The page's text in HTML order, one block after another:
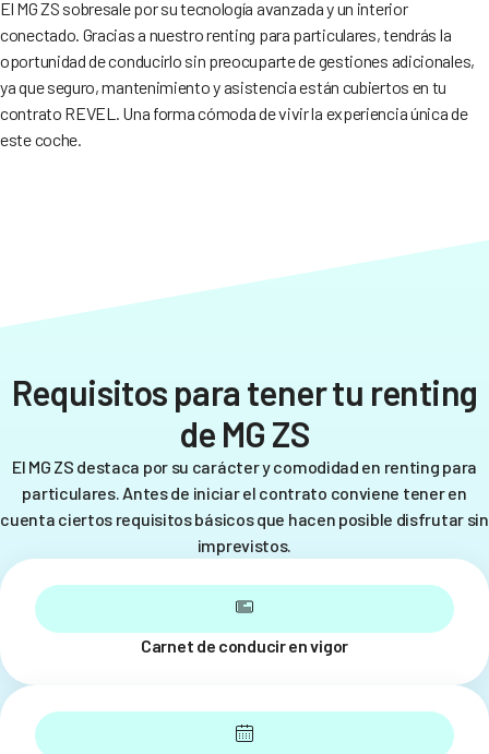
El MG ZS sobresale por su tecnología avanzada y un interior
conectado. Gracias a nuestro renting para particulares, tendrás la
oportunidad de conducirlo sin preocuparte de gestiones adicionales,
ya que seguro, mantenimiento y asistencia están cubiertos en tu
contrato REVEL. Una forma cómoda de vivir la experiencia única de
este coche.
Requisitos para tener tu renting
de MG ZS
El MG ZS destaca por su carácter y comodidad en renting para
particulares. Antes de iniciar el contrato conviene tener en
cuenta ciertos requisitos básicos que hacen posible disfrutar sin
imprevistos.
Carnet de conducir en vigor